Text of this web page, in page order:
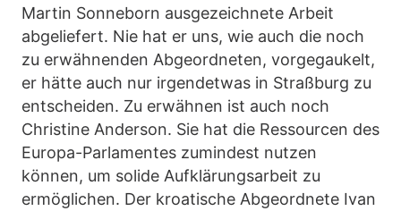
Martin Sonneborn ausgezeichnete Arbeit
abgeliefert. Nie hat er uns, wie auch die noch
zu erwähnenden Abgeordneten, vorgegaukelt,
er hätte auch nur irgendetwas in Straßburg zu
entscheiden. Zu erwähnen ist auch noch
Christine Anderson. Sie hat die Ressourcen des
Europa-Parlamentes zumindest nutzen
können, um solide Aufklärungsarbeit zu
ermöglichen. Der kroatische Abgeordnete Ivan